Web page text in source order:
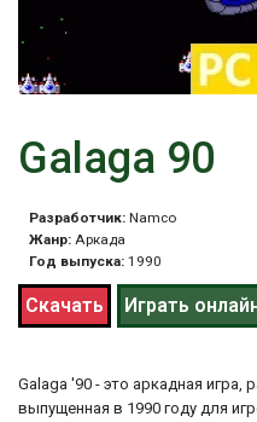
Galaga 90
Разработчик: Namco
Жанр: Аркада
Год выпуска: 1990
Скачать Играть
Galaga '90 - это аркадная игра,
выпущенная в 1990 году для